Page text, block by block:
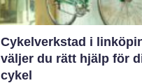
Cykelverkstad i linköping
väljer du rätt hjälp för
cykel